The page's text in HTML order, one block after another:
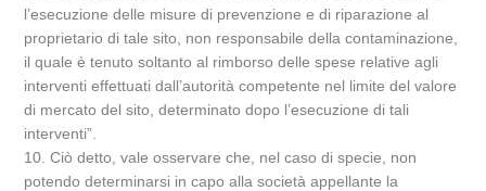
l’esecuzione delle misure di prevenzione e di riparazione al
proprietario di tale sito, non responsabile della contaminazione,
il quale è tenuto soltanto al rimborso delle spese relative agli
interventi effettuati dall’autorità competente nel limite del valore
di mercato del sito, determinato dopo l’esecuzione di tali
interventi”.
10. Ciò detto, vale osservare che, nel caso di specie, non
potendo determinarsi in capo alla società appellante la